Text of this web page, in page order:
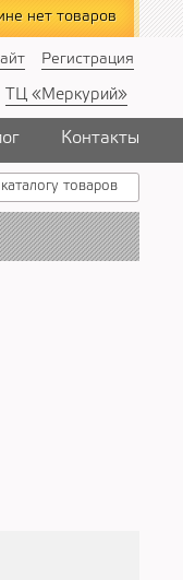
нет товаров
Регистрация
ТЦ «Меркурий»
Контакты